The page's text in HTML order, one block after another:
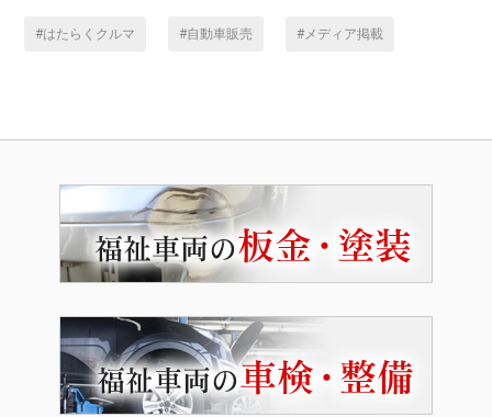
はたらくクルマ 自動車販売 メディア掲載